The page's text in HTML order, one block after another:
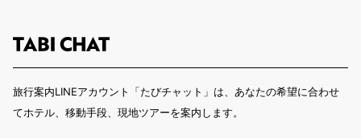
旅行案内LINEアカウント「たびチャット」は、あなたの希望に合わせ
てホテル、移動手段、現地ツアーを案内します。